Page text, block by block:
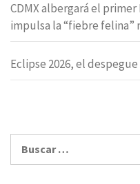
CDMX albergará el
impulsa la “fiebre felina”
Eclipse 2026, el